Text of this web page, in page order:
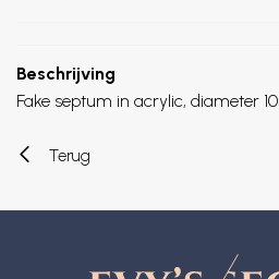
Beschrijving
Fake septum in acrylic, diameter
Terug